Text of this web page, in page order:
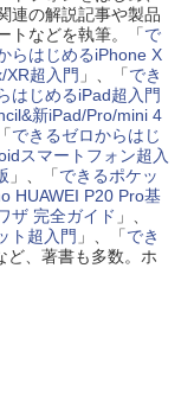
連の解説記事や製品
トなどを執筆。「で
らはじめるiPhone X
XR超入門 」、「でき
はじめるiPad超入門
新iPad/Pro/mini 4
できるゼロからはじ
スマートフォン超入
」、「できるポケッ
HUAWEI P20 Pro基
ザ 完全ガイド 」、
ト超入門 」、「でき
ど、著書も多数。ホ